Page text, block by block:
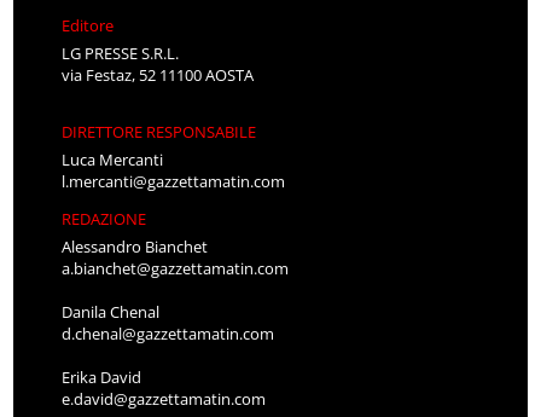
Editore
LG PRESSE S.R.L.
via Festaz, 52 11100 AOSTA
DIRETTORE RESPONSABILE
Luca Mercanti
l.mercanti@gazzettamatin.com
REDAZIONE
Alessandro Bianchet
a.bianchet@gazzettamatin.com
Danila Chenal
d.chenal@gazzettamatin.com
Erika David
e.david@gazzettamatin.com